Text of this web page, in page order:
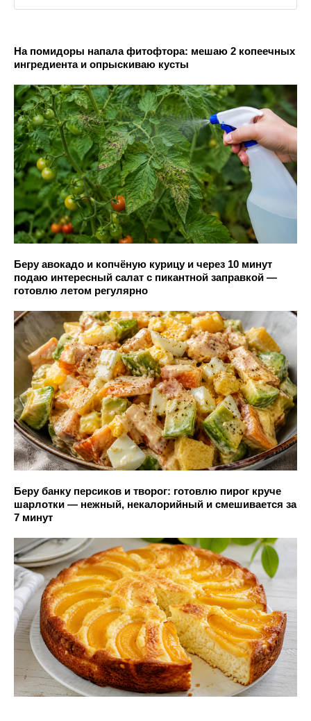
На помидоры напала фитофтора: мешаю 2 копеечных
ингредиента и опрыскиваю кусты
Беру авокадо и копчёную курицу и через 10 минут
подаю интересный салат с пикантной заправкой —
готовлю летом регулярно
Беру банку персиков и творог: готовлю пирог круче
шарлотки — нежный, некалорийный и смешивается за
7 минут